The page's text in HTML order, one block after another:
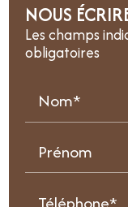
NOUS
Les champs
obligatoires
Nom*
Prénom
Téléphone*